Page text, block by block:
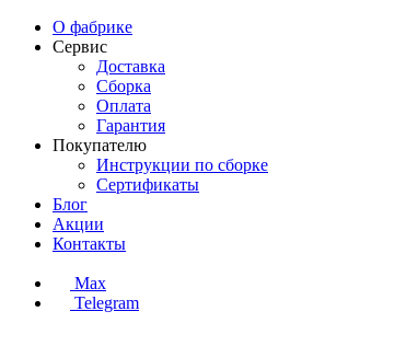
О фабрике
Сервис
Доставка
Сборка
Оплата
Гарантия
Покупателю
Инструкции по сборке
Сертификаты
Блог
Акции
Контакты
Max
Telegram